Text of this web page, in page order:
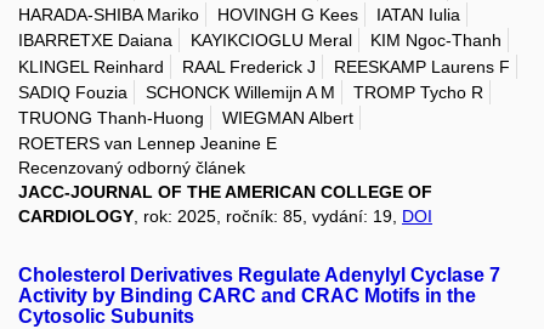
HARADA-SHIBA Mariko
HOVINGH G Kees
IATAN Iulia
IBARRETXE Daiana
KAYIKCIOGLU Meral
KIM Ngoc-Thanh
KLINGEL Reinhard
RAAL Frederick J
REESKAMP Laurens F
SADIQ Fouzia
SCHONCK Willemijn A M
TROMP Tycho R
TRUONG Thanh-Huong
WIEGMAN Albert
ROETERS van Lennep Jeanine E
Recenzovaný odborný článek
JACC-JOURNAL OF THE AMERICAN COLLEGE OF
CARDIOLOGY, rok: 2025, ročník: 85, vydání: 19, DOI
Cholesterol Derivatives Regulate Adenylyl Cyclase 7
Activity by Binding CARC and CRAC Motifs in the
Cytosolic Subunits